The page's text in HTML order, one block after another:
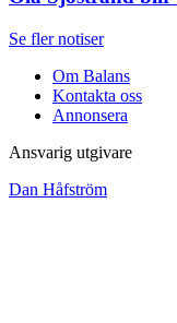
Se fler notiser
Om Balans
Kontakta oss
Annonsera
Ansvarig utgivare
Dan Håfström